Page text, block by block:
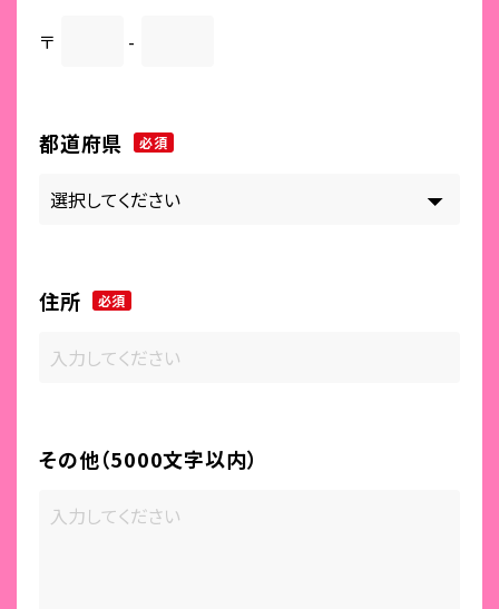
〒 -
都道府県 必須
住所 必須
その他（5000文字以内）